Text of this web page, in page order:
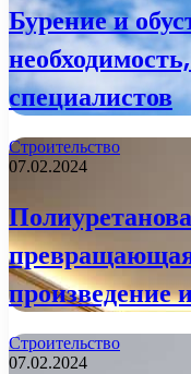
Бурение и
специалистов
Строительство
07.02.2024
произведение
Строительство
07.02.2024